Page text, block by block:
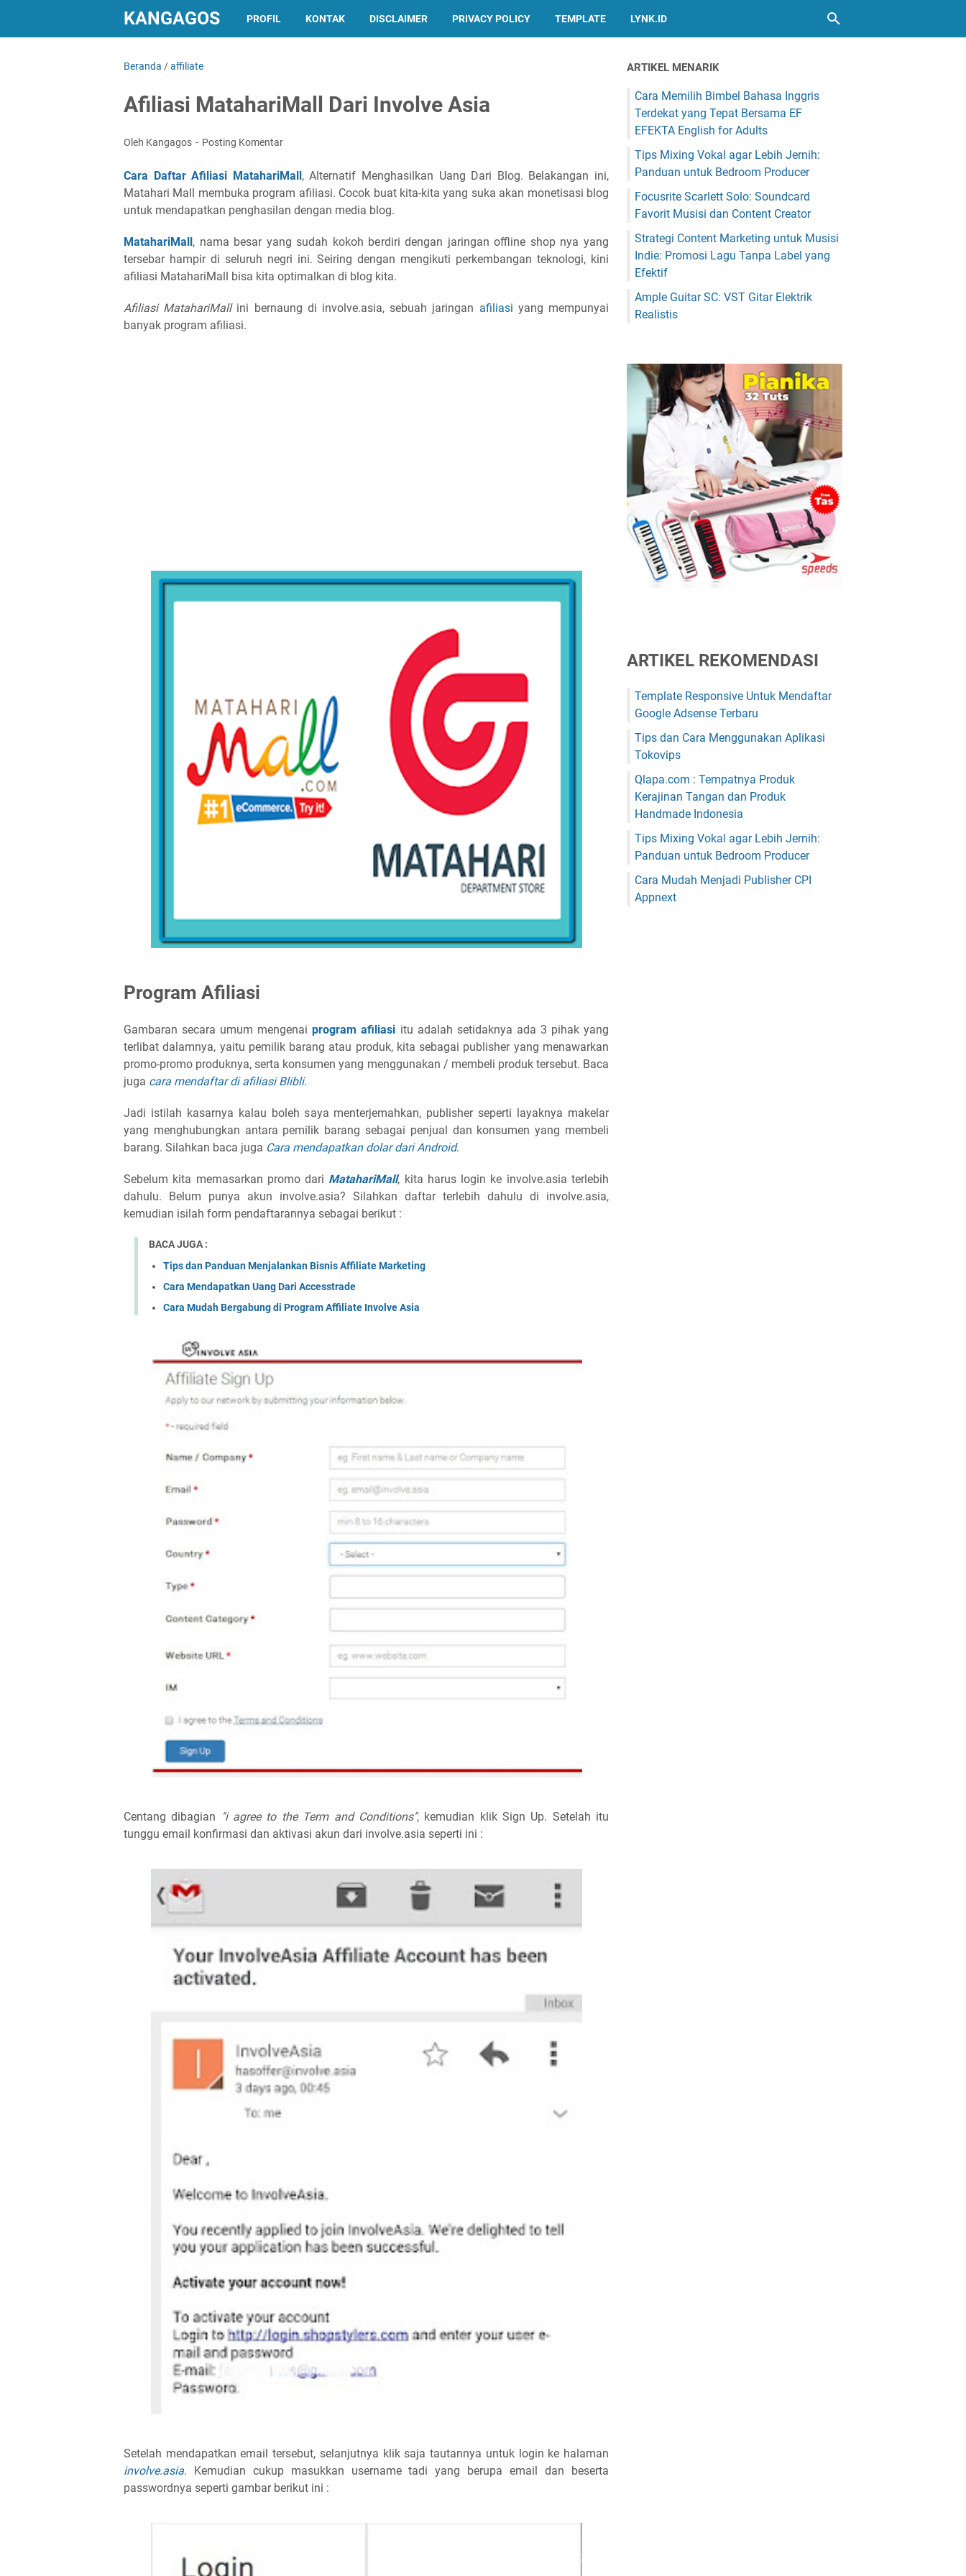
KANGAGOS PROFIL KONTAK DISCLAIMER PRIVACY POLICY TEMPLATE LYNK.ID
Beranda /affiliate
Afiliasi MatahariMall Dari Involve Asia
Oleh Kangagos Posting Komentar
Cara Daftar Afiliasi MatahariMall, Alternatif Menghasilkan Uang Dari Blog. Belakangan ini,
Matahari Mall membuka program afiliasi. Cocok buat kita-kita yang suka akan monetisasi blog
untuk mendapatkan penghasilan dengan media blog.
MatahariMall, nama besar yang sudah kokoh berdiri dengan jaringan offline shop nya yang
tersebar hampir di seluruh negri ini. Seiring dengan mengikuti perkembangan teknologi, kini
afiliasi MatahariMall bisa kita optimalkan di blog kita.
Afiliasi MatahariMallini bernaung di involve.asia, sebuah jaringan afiliasi yang mempunyai
banyak program afiliasi.
Program Afiliasi
Gambaran secara umum mengenaiprogram afiliasi itu adalah setidaknya ada 3 pihak yang
terlibat dalamnya, yaitu pemilik barang atau produk, kita sebagai publisher yang menawarkan
promo-promo produknya, serta konsumen yang menggunakan / membeli produk tersebut. Baca
juga cara mendaftar di afiliasi Blibli.
Jadi istilah kasarnya kalau boleh saya menterjemahkan, publisher seperti layaknya makelar
yang menghubungkan antara pemilik barang sebagai penjual dan konsumen yang membeli
barang. Silahkan baca juga Cara mendapatkan dolar dari Android.
Sebelum kita memasarkan promo dari MatahariMall, kita harus login ke involve.asia terlebih
dahulu. Belum punya akun involve.asia? Silahkan daftar terlebih dahulu di involve.asia,
kemudian isilah form pendaftarannya sebagai berikut :
BACA JUGA :
Tips dan Panduan Menjalankan Bisnis Affiliate Marketing
Cara Mendapatkan Uang Dari Accesstrade
Cara Mudah Bergabung di Program Affiliate Involve Asia
Centang dibagian "i agree to the Term and Conditions", kemudian klik Sign Up. Setelah itu
tunggu email konfirmasi dan aktivasi akun dari involve.asia seperti ini :
Setelah mendapatkan email tersebut, selanjutnya klik saja tautannya untuk login ke halaman
involve.asia. Kemudian cukup masukkan username tadi yang berupa email dan beserta
passwordnya seperti gambar berikut ini :
ARTIKEL MENARIK
Cara Memilih Bimbel Bahasa Inggris
Terdekat yang Tepat Bersama EF
EFEKTA English for Adults
Tips Mixing Vokal agar Lebih Jernih:
Panduan untuk Bedroom Producer
Focusrite Scarlett Solo: Soundcard
Favorit Musisi dan Content Creator
Strategi Content Marketing untuk Musisi
Indie: Promosi Lagu Tanpa Label yang
Efektif
Ample Guitar SC: VST Gitar Elektrik
Realistis
ARTIKEL REKOMENDASI
Template Responsive Untuk Mendaftar
Google Adsense Terbaru
Tips dan Cara Menggunakan Aplikasi
Tokovips
Qlapa.com : Tempatnya Produk
Kerajinan Tangan dan Produk
Handmade Indonesia
Tips Mixing Vokal agar Lebih Jernih:
Panduan untuk Bedroom Producer
Cara Mudah Menjadi Publisher CPI
Appnext